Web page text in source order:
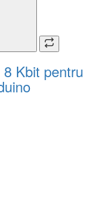
Kbit pentru